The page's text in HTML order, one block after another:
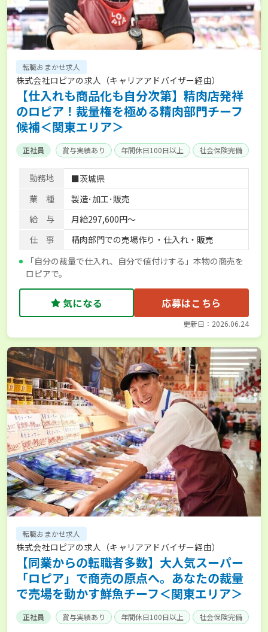
転職おまかせ求人
株式会社ロピアの求人（キャリアアドバイザー経由）
【仕入れも商品化も自分次第】精肉店発祥
のロピア！裁量権を極める精肉部門チーフ
候補＜関東エリア＞
正社員 賞与実績あり 年間休日100日以上 社会保険完備
勤務地
■茨城県
業 種
製造･加工･販売
給 与
月給297,600円～
仕 事
精肉部門での売場作り・仕入れ・販売
「自分の裁量で仕入れ、自分で値付けする」本物の商売を
ロピアで。
気になる 応募はこちら
更新日：2026.06.24
転職おまかせ求人
株式会社ロピアの求人（キャリアアドバイザー経由）
【同業からの転職者多数】大人気スーパー
「ロピア」で商売の原点へ。あなたの裁量
で売場を動かす鮮魚チーフ＜関東エリア＞
正社員 賞与実績あり 年間休日100日以上 社会保険完備